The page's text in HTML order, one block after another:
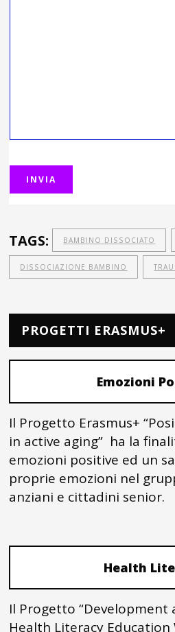
TAGS: BAMBINO DISSOCIATO
DISSOCIAZIONE BAMBINO
PROGETTI ERASMUS+
Emozioni
Il Progetto Erasmus+
in active aging” ha la
emozioni positive ed un
proprie emozioni nel
anziani e cittadini senior.
Health
Il Progetto
Health Literacy